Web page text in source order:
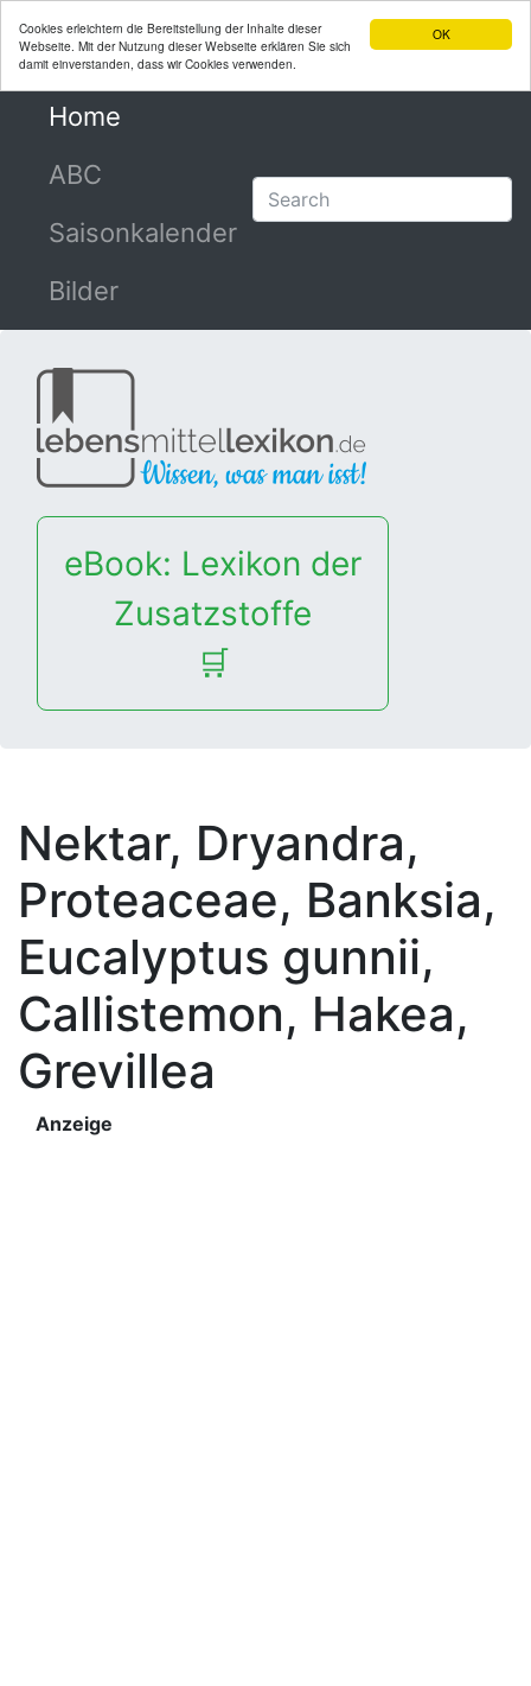
OK
Cookies erleichtern die Bereitstellung der Inhalte dieser
Webseite. Mit der Nutzung dieser Webseite erklären Sie sich
damit einverstanden, dass wir Cookies verwenden.
Home
ABC
Saisonkalender
Bilder
eBook: Lexikon der
Zusatzstoffe
🛒
Nektar, Dryandra,
Proteaceae, Banksia,
Eucalyptus gunnii,
Callistemon, Hakea,
Grevillea
Anzeige